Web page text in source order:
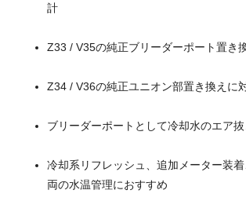
計
Z33 / V35の純正ブリーダーポート置き
Z34 / V36の純正ユニオン部置き換えに
ブリーダーポートとして冷却水のエア
冷却系リフレッシュ、追加メーター装
両の水温管理におすすめ